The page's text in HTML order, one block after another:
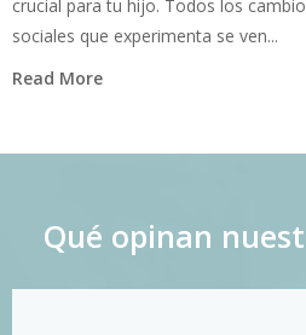
crucial para tu hijo. Todos los
sociales que experimenta se ven...
Read More
Qué opinan